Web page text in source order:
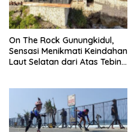
On The Rock Gunungkidul,
Sensasi Menikmati Keindahan
Laut Selatan dari Atas Tebing